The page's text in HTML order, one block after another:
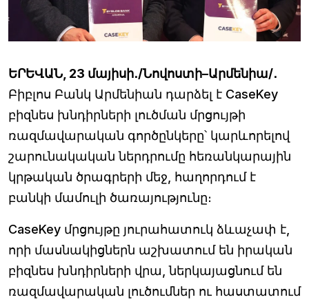
ԵՐԵՎԱՆ, 23 մայիսի․/Նովոստի–Արմենիա/․
Բիբլոս Բանկ Արմենիան դարձել է CaseKey
բիզնես խնդիրների լուծման մրցույթի
ռազմավարական գործընկերը՝ կարևորելով
շարունակական ներդրումը հեռանկարային
կրթական ծրագրերի մեջ, հաղորդում է
բանկի մամուլի ծառայությունը։
CaseKey մրցույթը յուրահատուկ ձևաչափ է,
որի մասնակիցներն աշխատում են իրական
բիզնես խնդիրների վրա, ներկայացնում են
ռազմավարական լուծումներ ու հաստատում